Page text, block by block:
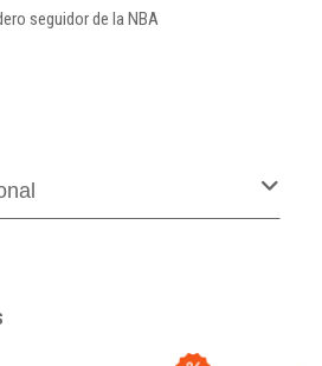
seguidor de la NBA